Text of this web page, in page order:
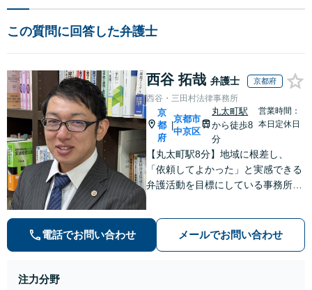
この質問に回答した弁護士
西谷 拓哉 弁護士 京都府
西谷・三田村法律事務所
京
都
府
京都市
中京区
丸太町駅
から徒歩8
分
営業時間：
本日定休日
【丸太町駅8分】地域に根差し、
「依頼してよかった」と実感できる
弁護活動を目標にしている事務所で
実績あり【相続・遺言】相談者さま
に寄り添い、円滑な相続を目指しま
電話でお問い合わせ メールでお問い合わせ
注力分野